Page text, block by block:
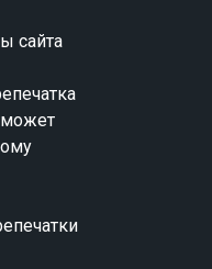
сайта
может